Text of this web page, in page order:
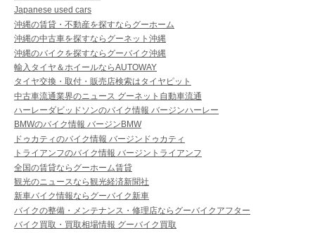
Japanese used cars
沖縄の賃貸・不動産を探すならグーホーム
沖縄の中古車を探すならグーネット沖縄
沖縄のバイクを探すならグーバイク沖縄
輸入タイヤ＆ホイールならAUTOWAY
タイヤ交換・取付・販売店検索はタイヤピット
中古車流通業界のニュース グーネット自動車流通
ハーレーダビッドソンのバイク情報 バージンハーレー
BMWのバイク情報 バージンBMW
ドゥカティのバイク情報 バージンドゥカティ
トライアンフのバイク情報 バージントライアンフ
全国の賃貸ならグーホーム賃貸
観光のニュースなら観光経済新聞社
新車バイク情報ならグーバイク新車
バイクの整備・メンテナンス・修理店ならグーバイクアフター
バイク買取・買取相場情報 グーバイク買取